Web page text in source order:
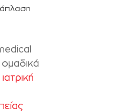
ιατρική